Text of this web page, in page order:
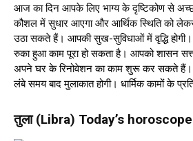
आज का दिन आपके लिए भाग्य के दृष्टिकोण से
कौशल में सुधार आएगा और आर्थिक स्थिति को
उठा सकते हैं। आपकी सुख-सुविधाओं में वृद्धि
रुका हुआ काम पूरा हो सकता है। आपको शासन
अपने घर के रिनोवेशन का काम शुरू कर सकते हैं।
लंबे समय बाद मुलाकात होगी। धार्मिक कामों के
तुला (Libra) Today’s